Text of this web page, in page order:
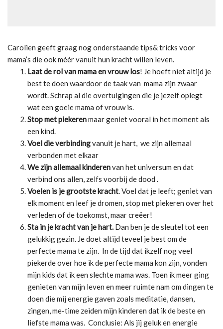
Carolien geeft graag nog onderstaande tips& tricks voor
mama’s die ook méér vanuit hun kracht willen leven.
Laat de rol van mama en vrouw los! Je hoeft niet altijd je
best te doen waardoor de taak van mama zijn zwaar
wordt. Schrap al die overtuigingen die je jezelf oplegt
wat een goeie mama of vrouw is.
Stop met piekerenmaar geniet vooral in het moment als
een kind.
Voel die verbindingvanuit je hart, we zijn allemaal
verbonden met elkaar
We zijn allemaal kinderenvan het universum en dat
verbind ons allen, zelfs voorbij de dood .
Voelen is je grootste kracht. Voel dat je leeft; geniet van
elk moment en leef je dromen, stop met piekeren over het
verleden of de toekomst, maar creëer!
Sta in je kracht van je hart. Dan ben je de sleutel tot een
gelukkig gezin. Je doet altijd teveel je best om de
perfecte mama te zijn. In de tijd dat ikzelf nog veel
piekerde over hoe ik de perfecte mama kon zijn, vonden
mijn kids dat ik een slechte mama was. Toen ik meer ging
genieten van mijn leven en meer ruimte nam om dingen te
doen die mij energie gaven zoals meditatie, dansen,
zingen, me-time zeiden mijn kinderen dat ik de beste en
liefste mama was. Conclusie: Als jij geluk en energie